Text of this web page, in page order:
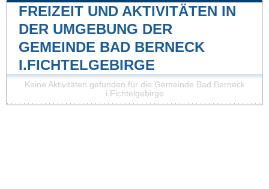
FREIZEIT UND AKTIVITÄTEN IN
DER UMGEBUNG DER
GEMEINDE BAD BERNECK
I.FICHTELGEBIRGE
Keine Aktivitäten gefunden für die Gemeinde Bad Berneck
i.Fichtelgebirge